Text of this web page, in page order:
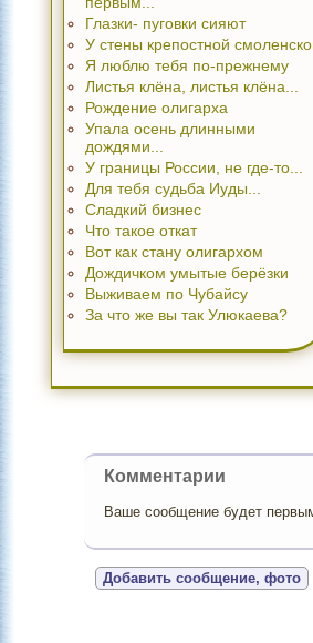
Глазки- пуговки сияют
У стены крепостной
Я люблю тебя по-прежнему
Листья клёна, листья клёна...
Рождение олигарха
Упала осень длинными
дождями...
У границы России, не где-то...
Для тебя судьба Иуды...
Сладкий бизнес
Что такое откат
Вот как стану олигархом
Дождичком умытые берёзки
Выживаем по Чубайсу
За что же вы так Улюкаева?
Комментарии
Ваше сообщение будет
Добавить сообщение, фото